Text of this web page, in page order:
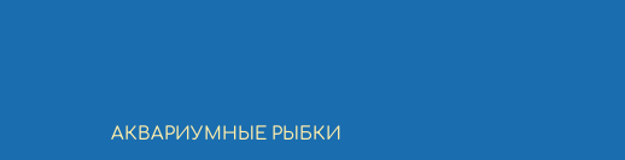
АКВАРИУМНЫЕ РЫБКИ